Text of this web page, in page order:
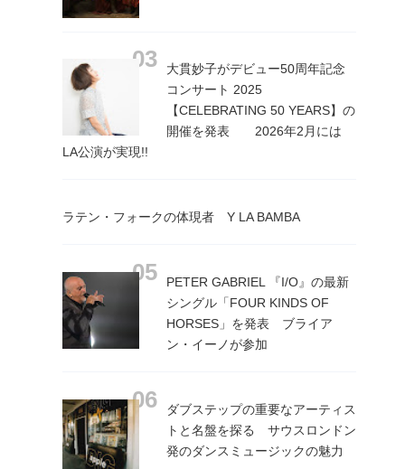
大貫妙子がデビュー50周年記念
コンサート 2025
【CELEBRATING 50 YEARS】の
開催を発表 2026年2月には
LA公演が実現!!
ラテン・フォークの体現者 Y LA BAMBA
PETER GABRIEL 『I/O』の最新
シングル「FOUR KINDS OF
HORSES」を発表 ブライア
ン・イーノが参加
ダブステップの重要なアーティス
トと名盤を探る サウスロンドン
発のダンスミュージックの魅力